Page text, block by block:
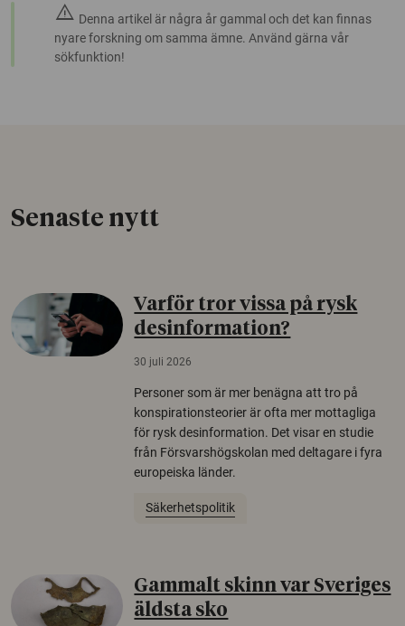
warning Denna artikel är några år gammal och det kan finnas
nyare forskning om samma ämne. Använd gärna vår
sökfunktion!
Senaste nytt
Varför tror vissa på rysk
desinformation?
30 juli 2026
Personer som är mer benägna att tro på
konspirationsteorier är ofta mer mottagliga
för rysk desinformation. Det visar en studie
från Försvarshögskolan med deltagare i fyra
europeiska länder.
Säkerhetspolitik
Gammalt skinn var Sveriges
äldsta sko